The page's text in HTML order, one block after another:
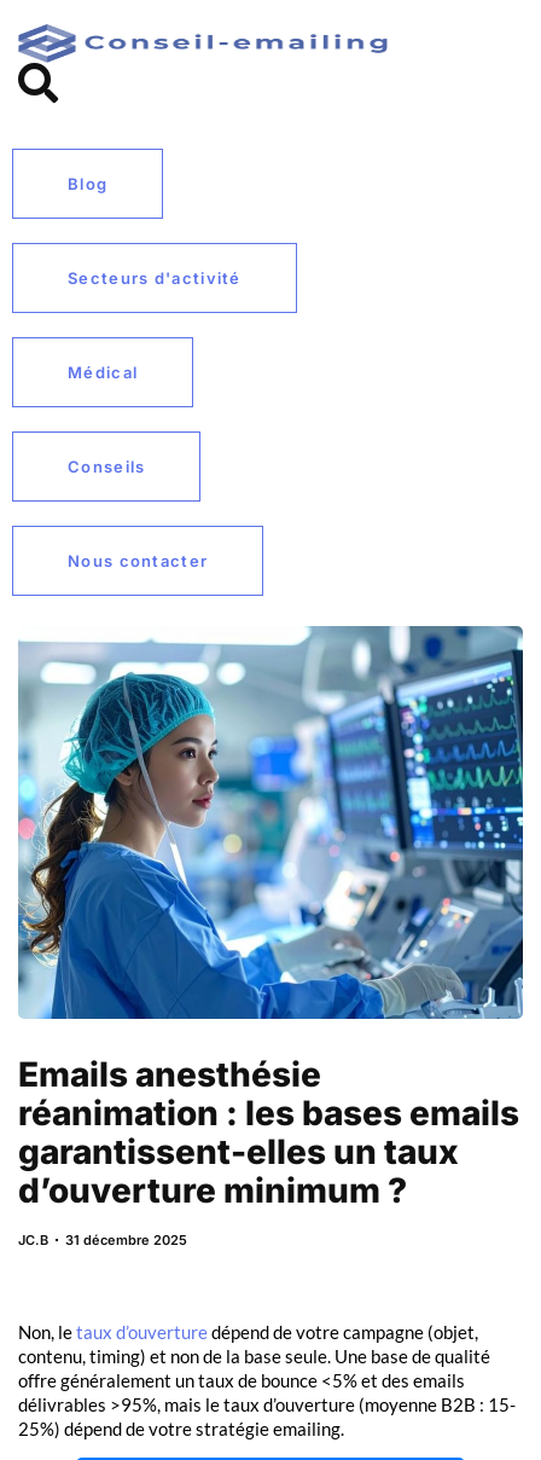
Blog
Secteurs d'activité
Médical
Conseils
Nous contacter
Emails anesthésie
réanimation : les bases emails
garantissent-elles un taux
d’ouverture minimum ?
JC.B 31 décembre 2025
Non, letaux d’ouverturedépend de votre campagne (objet,
contenu, timing) et non de la base seule. Une base de qualité
offre généralement un taux de bounce <5% et des emails
délivrables >95%, mais le taux d’ouverture (moyenne B2B : 15-
25%) dépend de votre stratégie emailing.